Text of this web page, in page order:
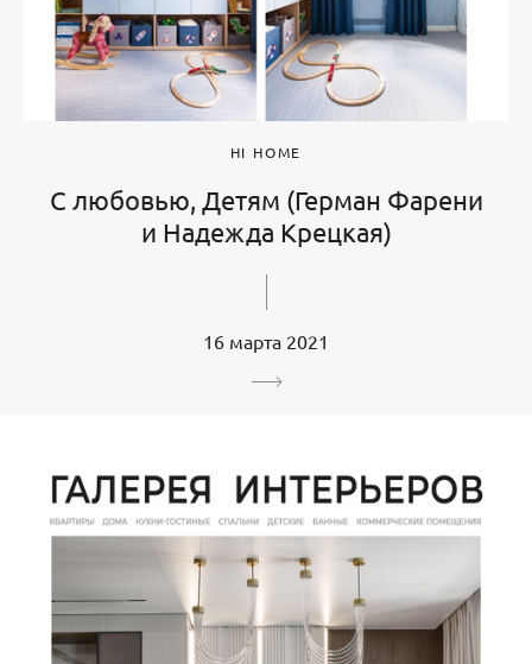
HI HOME
С любовью, Детям (Герман Фарени
и Надежда Крецкая)
16 марта 2021